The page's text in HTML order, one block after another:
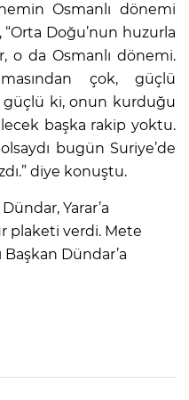
Osmanlı dönemi
Doğu’nun huzurla
o da Osmanlı dönemi.
çok, güçlü
güçlü ki, onun kurduğu
başka rakip yoktu.
bugün Suriye’de
diye konuştu.
Yarar’a
plaketi verdi. Mete
Başkan Dündar’a